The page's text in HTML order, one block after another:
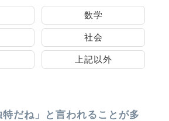
数学
社会
上記以外
特だね」と言われることが多